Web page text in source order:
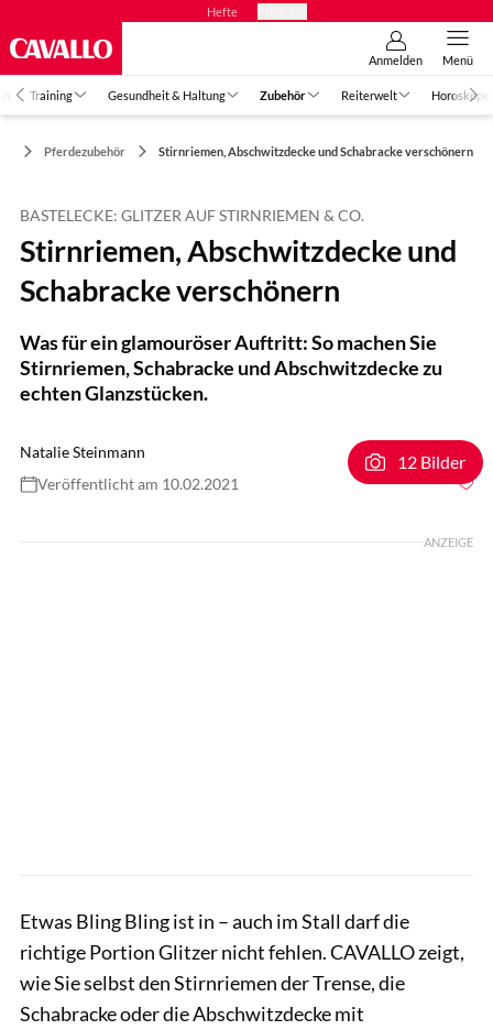
Hefte
Anmelden Menü
Training Gesundheit & Haltung Zubehör Reiterwelt Horoskope
Pferdezubehör Stirnriemen, Abschwitzdecke und Schabracke verschönern
BASTELECKE: GLITZER AUF STIRNRIEMEN & CO.
Stirnriemen, Abschwitzdecke und
Schabracke verschönern
Was für ein glamouröser Auftritt: So machen Sie
Stirnriemen, Schabracke und Abschwitzdecke zu
echten Glanzstücken.
Natalie Steinmann
Veröffentlicht am 10.02.2021
12 Bilder
ANZEIGE
Etwas Bling Bling ist in – auch im Stall darf die
richtige Portion Glitzer nicht fehlen. CAVALLO zeigt,
wie Sie selbst den Stirnriemen der Trense, die
Schabracke oder die Abschwitzdecke mit